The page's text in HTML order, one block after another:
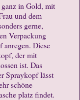
ganz in Gold, mit
und dem
gerne,
Verpackung
anregen. Diese
der mit
ist. Das
Spraykopf lässt
schöne
platz findet.